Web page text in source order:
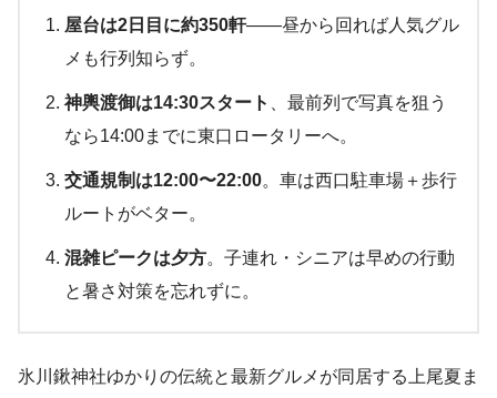
屋台は2日目に約350軒――昼から回れば人気グル
メも行列知らず。
神輿渡御は14:30スタート
、最前列で写真を狙う
なら14:00までに東口ロータリーへ。
交通規制は12:00〜22:00。車は西口駐車場＋歩行
ルートがベター。
混雑ピークは夕方。子連れ・シニアは早めの行動
と暑さ対策を忘れずに。
氷川鍬神社ゆかりの伝統と最新グルメが同居する上尾夏ま